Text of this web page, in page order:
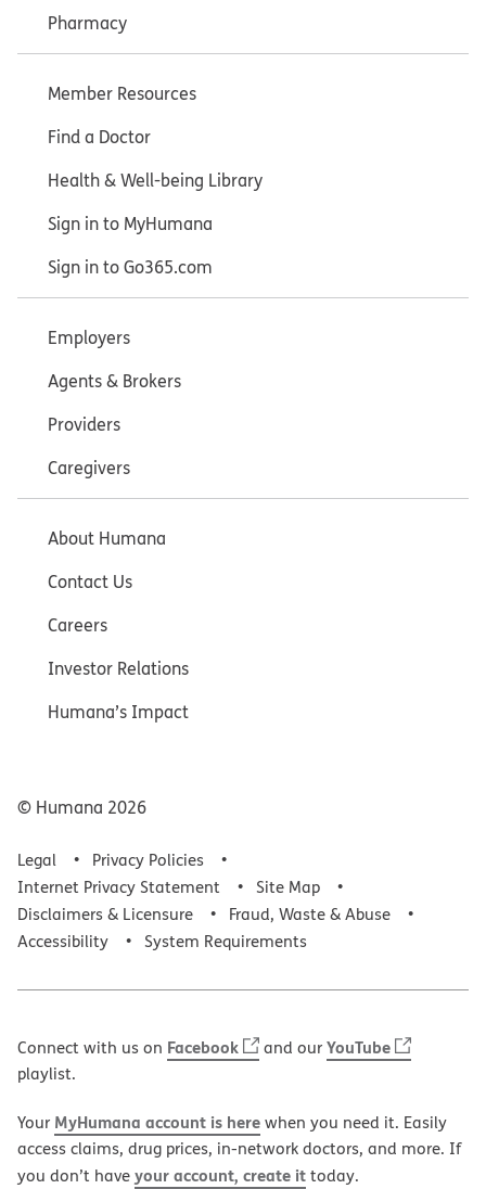
Pharmacy
Member Resources
Find a Doctor
Health & Well-being Library
Sign in to MyHumana
Sign in to Go365.com
Employers
Agents & Brokers
Providers
Caregivers
About Humana
Contact Us
Careers
Investor Relations
Humana’s Impact
© Humana 2026
Legal
Privacy Policies
Internet Privacy Statement
Site Map
Disclaimers & Licensure
Fraud, Waste & Abuse
Accessibility
System Requirements
Connect with us on Facebook and ourYouTube
playlist.
Your MyHumana account is herewhen you need it. Easily
access claims, drug prices, in-network doctors, and more. If
you don’t haveyour account, create ittoday.